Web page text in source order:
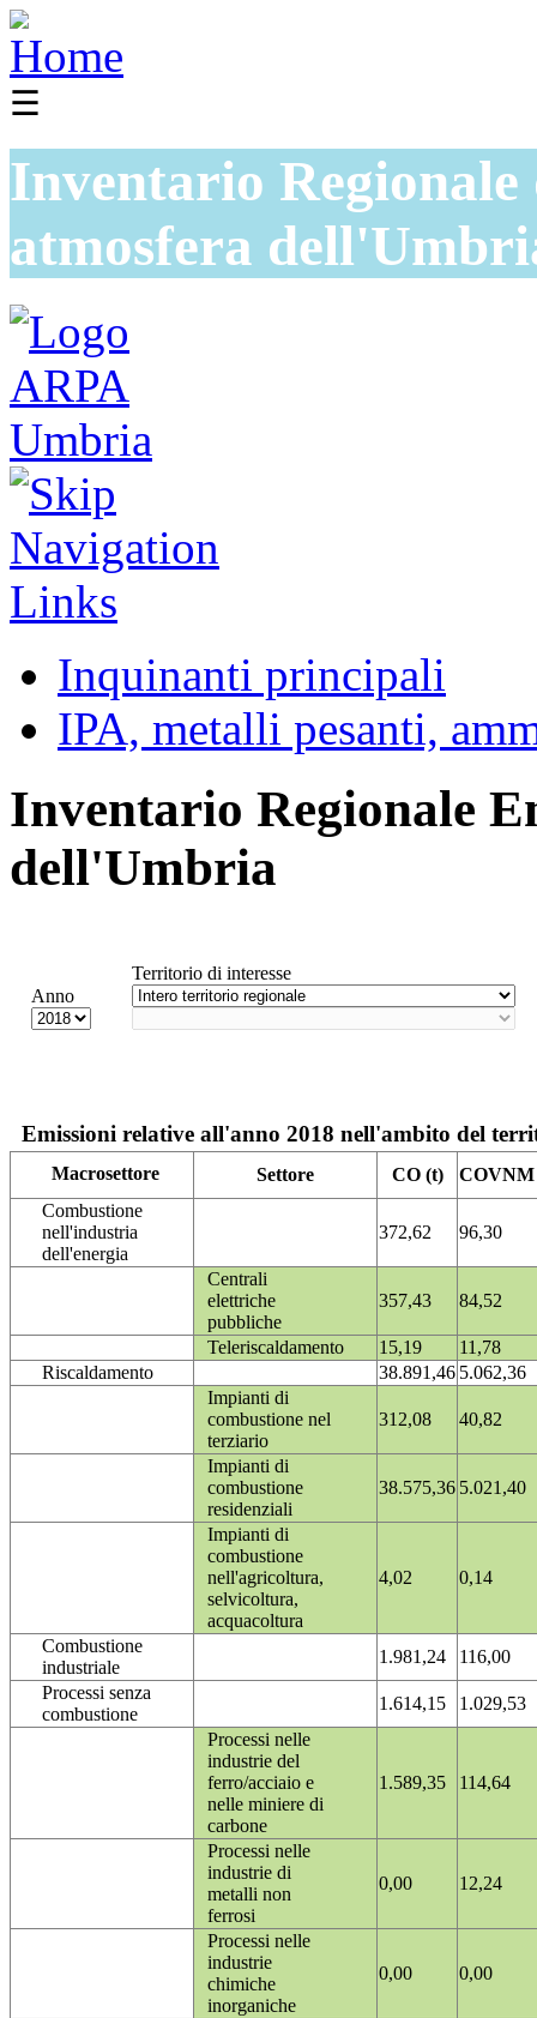
☰
Inventario
atmosfera
Inquinanti principali
IPA, metalli pesanti,
Inventario Regionale
dell'Umbria
Anno
Territorio di interesse
Emissioni relative all'anno 2018 nell'ambito del
Macrosettore Settore CO (t)
COVNM
Combustione
nell'industria
dell'energia
372,62 96,30
Centrali
elettriche
pubbliche
357,43 84,52
Teleriscaldamento 15,19
11,78
Riscaldamento
38.891,46 5.062,36
Impianti di
combustione nel
terziario
312,08 40,82
Impianti di
combustione
residenziali
38.575,36 5.021,40
Impianti di
combustione
nell'agricoltura,
selvicoltura,
acquacoltura
4,02 0,14
Combustione
industriale
1.981,24
116,00
Processi senza
combustione
1.614,15
1.029,53
Processi nelle
industrie del
ferro/acciaio e
nelle miniere di
carbone
1.589,35 114,64
Processi nelle
industrie di
metalli non
ferrosi
0,00 12,24
Processi nelle
industrie
chimiche
inorganiche
0,00 0,00